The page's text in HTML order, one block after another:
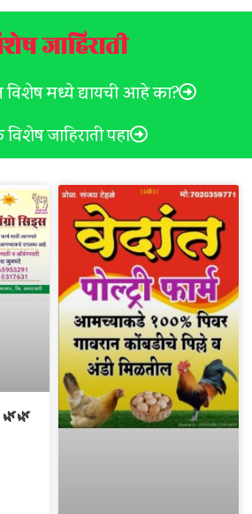
जाहिराती
विशेष मध्ये द्यायची आहे का?
जाहिराती पहा